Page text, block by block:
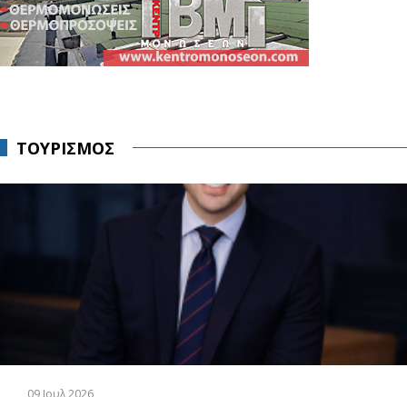
ΤΟΥΡΙΣΜΟΣ
09 Ιουλ 2026